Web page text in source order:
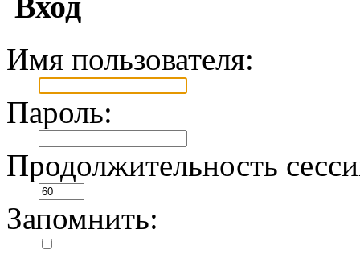
Имя пользователя:
Пароль:
Продолжительность
Запомнить: